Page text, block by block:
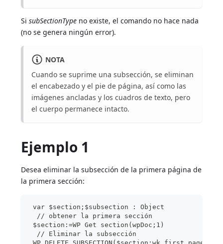
SisubSectionType no existe, el comando no hace nada
(no se genera ningún error).
NOTA
Cuando se suprime una subsección, se eliminan
el encabezado y el pie de página, así como las
imágenes ancladas y los cuadros de texto, pero
el cuerpo permanece intacto.
Ejemplo 1
Desea eliminar la subsección de la primera página de
la primera sección:
var $section;$subsection : Object
  // obtener la primera sección
$section:=WP Get section(wpDoc;1)
  // Eliminar la subsección